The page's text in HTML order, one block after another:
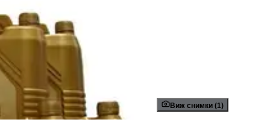
Виж снимки (1)